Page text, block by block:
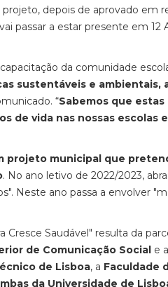
projeto, depois de aprovado em
passar a estar presente em
da comunidade
sustentáveis e ambientais,
“Sabemos que
de vida nas nossas escolas
projeto municipal que
. No ano letivo de 2022/2023,
Neste ano passa a envolver
Saudável" resulta da
de Comunicação Social e a
de Lisboa, a Faculdade
da Universidade de